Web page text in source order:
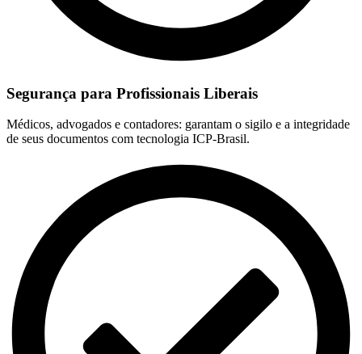
Segurança para Profissionais Liberais
Médicos, advogados e contadores: garantam o sigilo e a integridade
de seus documentos com tecnologia ICP-Brasil.